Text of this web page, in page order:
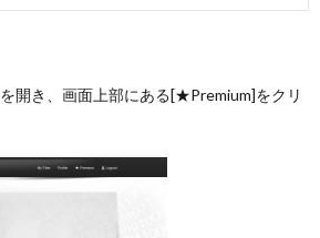
を開き、画面上部にある[★Premium]をクリ